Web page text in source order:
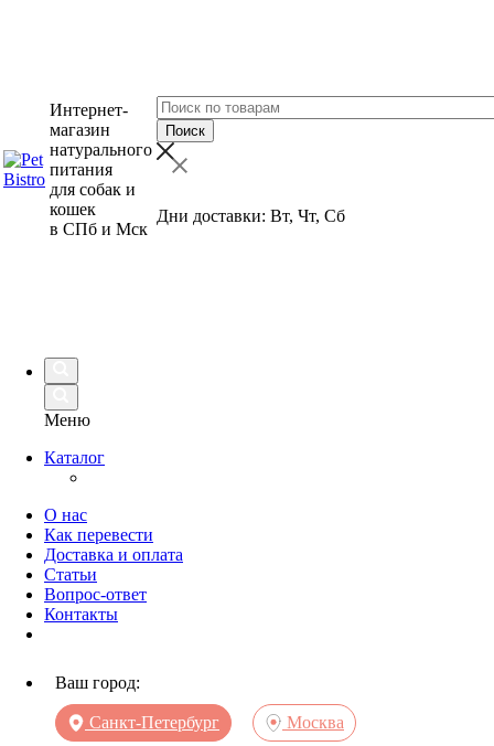
Интернет-
магазин
натурального
питания
для собак и
кошек
в СПб и Мск
Дни доставки: Вт, Чт, Сб
Меню
Каталог
О нас
Как перевести
Доставка и оплата
Статьи
Вопрос-ответ
Контакты
Ваш город:
Санкт-Петербург
Москва